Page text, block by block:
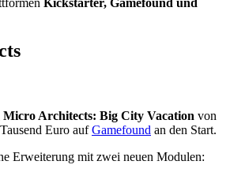
Micro Architects: Big City Vacation von
Euro aufGamefound an den Start.
Erweiterung mit zwei neuen Modulen: